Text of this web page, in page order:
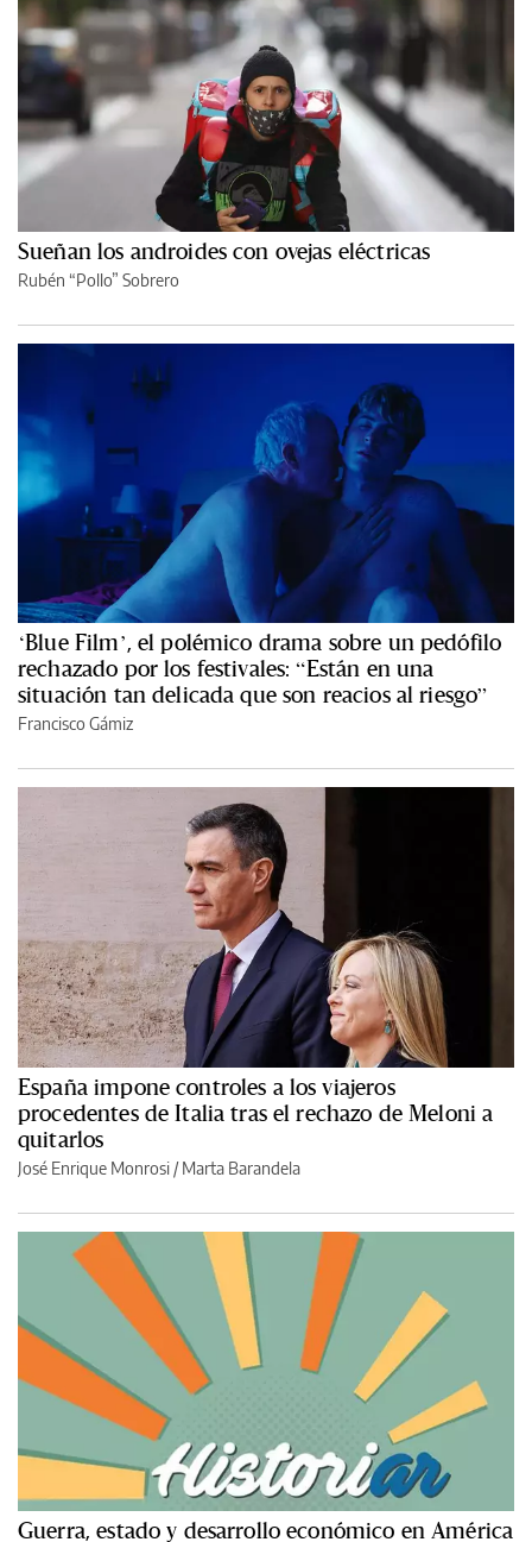
Sueñan los androides con ovejas eléctricas
Rubén “Pollo” Sobrero
‘Blue Film’, el polémico drama sobre un pedófilo
rechazado por los festivales: “Están en una
situación tan delicada que son reacios al riesgo”
Francisco Gámiz
España impone controles a los viajeros
procedentes de Italia tras el rechazo de Meloni a
quitarlos
José Enrique Monrosi / Marta Barandela
Guerra, estado y desarrollo económico en América